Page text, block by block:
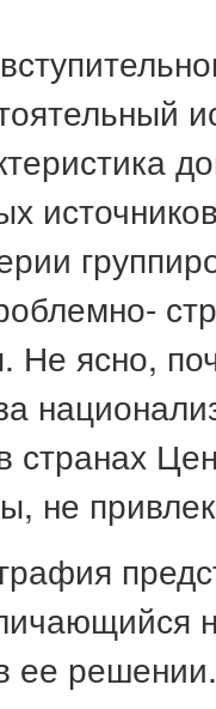
Не ясно,
странах
не
ее решении.